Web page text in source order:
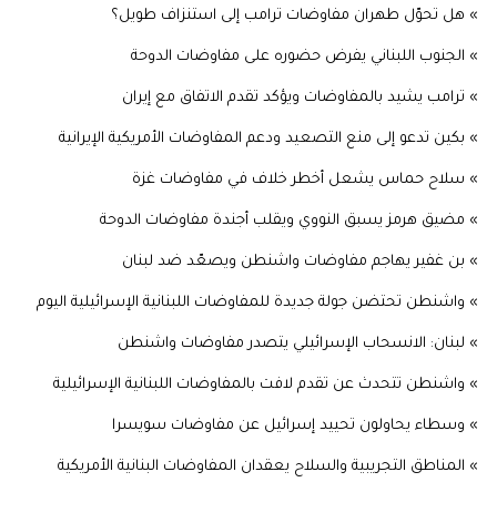
» هل تحوّل طهران مفاوضات ترامب إلى استنزاف طويل؟
» الجنوب اللبناني يفرض حضوره على مفاوضات الدوحة
» ترامب يشيد بالمفاوضات ويؤكد تقدم الاتفاق مع إيران
» بكين تدعو إلى منع التصعيد ودعم المفاوضات الأمريكية الإيرانية
» سلاح حماس يشعل أخطر خلاف في مفاوضات غزة
» مضيق هرمز يسبق النووي ويقلب أجندة مفاوضات الدوحة
» بن غفير يهاجم مفاوضات واشنطن ويصعّد ضد لبنان
» واشنطن تحتضن جولة جديدة للمفاوضات اللبنانية الإسرائيلية اليوم
» لبنان: الانسحاب الإسرائيلي يتصدر مفاوضات واشنطن
» واشنطن تتحدث عن تقدم لافت بالمفاوضات اللبنانية الإسرائيلية
» وسطاء يحاولون تحييد إسرائيل عن مفاوضات سويسرا
» المناطق التجريبية والسلاح يعقدان المفاوضات البنانية الأمريكية